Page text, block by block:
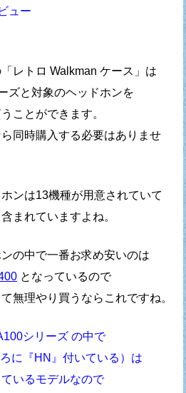
ュー
レトロ Walkman ケース」は
ズと対象のヘッドホンを
ことができます。
ら同時購入する必要はありませ
ンは13機種が用意されていて
まれていますよね。
の中で一番お求め安いのは
となっているので
無理やり買うならこれですね。
シリーズ の中で
に『HN』付いている）は
いるモデルなので